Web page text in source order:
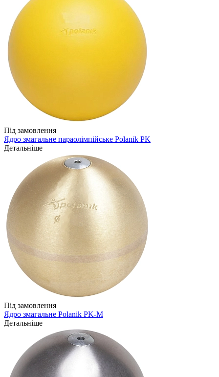
Під замовлення
Ядро змагальне параолімпійське Polanik PK
Детальніше
Під замовлення
Ядро змагальне Polanik PK-M
Детальніше